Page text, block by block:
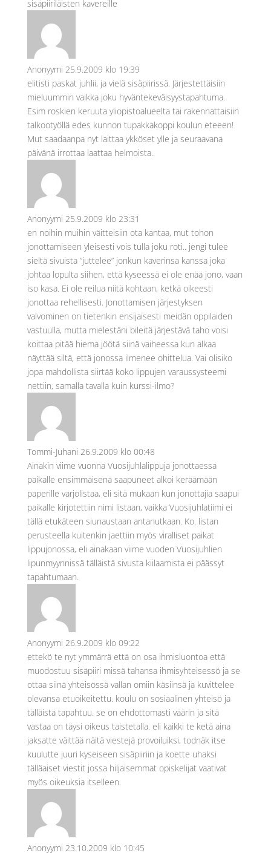
sisäpiiriläisten kavereille
Anonyymi 25.9.2009 klo 19:39
elitisti paskat juhlii, ja vielä sisäpiirissä. Järjestettäisiin
mieluummin vaikka joku hyväntekeväisyystapahtuma.
Esim roskien keruuta yliopistoalueelta tai rakennattaisiin
talkootyöllä edes kunnon tupakkakoppi koulun eteeen!
Mut saadaanpa nyt laittaa ykköset ylle ja seuraavana
päivänä irrottaa laattaa helmoista..
Anonyymi 25.9.2009 klo 23:31
en noihin muihin väitteisiin ota kantaa, mut tohon
jonottamiseen yleisesti vois tulla joku roti.. jengi tulee
sieltä sivuista ”juttelee” jonkun kaverinsa kanssa joka
johtaa lopulta siihen, että kyseessä ei ole enää jono, vaan
iso kasa. Ei ole reilua niitä kohtaan, ketkä oikeesti
jonottaa rehellisesti. Jonottamisen järjestyksen
valvominen on tietenkin ensijaisesti meidän oppilaiden
vastuulla, mutta mielestäni bileitä järjestävä taho voisi
koittaa pitää hiema jöötä siinä vaiheessa kun alkaa
näyttää siltä, että jonossa ilmenee ohittelua. Vai olisiko
jopa mahdollista siirtää koko lippujen varaussysteemi
nettiin, samalla tavalla kuin kurssi-ilmo?
Tommi-Juhani 26.9.2009 klo 00:48
Ainakin viime vuonna Vuosijuhlalippuja jonottaessa
paikalle ensimmäisenä saapuneet alkoi keräämään
paperille varjolistaa, eli sitä mukaan kun jonottajia saapui
paikalle kirjotettiin nimi listaan, vaikka Vuosijuhlatiimi ei
tällä etukäteen siunaustaan antanutkaan. Ko. listan
perusteella kuitenkin jaettiin myös viralliset paikat
lippujonossa, eli ainakaan viime vuoden Vuosijuhlien
lipunmyynnissä tälläistä sivusta kiilaamista ei päässyt
tapahtumaan.
Anonyymi 26.9.2009 klo 09:22
ettekö te nyt ymmärrä että on osa ihmisluontoa että
muodostuu sisäpiiri missä tahansa ihmisyhteisessö ja se
ottaa siinä yhteisössä vallan omiin käsiinsä ja kuvittelee
olevansa etuoikeitettu. koulu on sosiaalinen yhteisö ja
tälläistä tapahtuu. se on ehdottomasti väärin ja sitä
vastaa on täysi oikeus taistetalla. eli kaikki te ketä aina
jaksatte väittää näitä viestejä provoiluiksi, todnäk itse
kuulutte juuri kyseiseen sisäpiiriin ja koette uhaksi
tälläaiset viestit jossa hiljaisemmat opiskelijat vaativat
myös oikeuksia itselleen.
Anonyymi 23.10.2009 klo 10:45